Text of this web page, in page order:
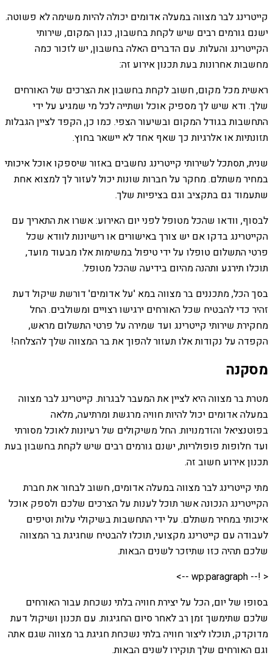
קייטרינג לבר מצווה במעלה אדומים יכולה להיות משימה לא פשוטה.
ישנם גורמים רבים שיש לקחת בחשבון, כגון המקום, שירותי
הקייטרינג והעלות. עם הדברים האלה בחשבון, יש לזכור כמה
מחשבות אחרונות בעת תכנון אירוע זה:
ראשית מכל מקום, חשוב לקחת בחשבון את הצרכים של האורחים
שלך. ודא שיש לך מספיק אוכל ושתייה לכל מי שמגיע על ידי
התחשבות בגודל המקום ובשיעור הצפי. כמו כן, הקפד לציין הגבלות
תזונתיות או אלרגיות כך שאף אחד לא יישאר בחוץ.
שנית, תסתכל לשירותי קייטרינג נחשבים באזור שיספקו אוכל איכותי
במחיר משתלם. מחקר על חברות שונות יכול לעזור לך למצוא אחת
שתעמוד גם בתקציב וגם בציפיות שלך.
לבסוף, וודאו שהכל מטופל לפני יום האירוע: אשרו את התאריך עם
הקייטרינג בדקו אם יש צורך באישורים או רישיונות לוודא שכל
פרטי התשלום טופלו על ידי טיפול במשימות אלו מבעוד מועד,
תוכלו תירגע ותהנה מהיום בידיעה שהכל מטופל.
בסך הכל, מתכננים בר מצווה במא 'על אדומים' דורשת שיקול דעת
זהיר כדי להבטיח שכל האורחים ירגישו רצויים ומשולבים. החל
מחקירת שירותי קייטרינג ועד שמירה על פרטי התשלום מראש,
הקפדה על נקודות אלו תעזור להפוך את בר המצווה שלך להצלחה!
מסקנה
מטרת בר מצווה היא לציין את המעבר לבגרות. קייטרינג לבר מצווה
במעלה אדומים יכול להיות חוויה מרגשת ומרתיעה, מלאה
בפוטנציאל והזדמנויות. החל משיקולים של רעיונות לאוכל מסורתי
ועד חלופות פופולריות, ישנם גורמים רבים שיש לקחת בחשבון בעת
תכנון אירוע חשוב זה.
מתי קייטרינג לבר מצווה במעלה אדומים, חשוב לבחור את חברת
הקייטרינג הנכונה אשר תוכל לענות על הצרכים שלכם ולספק אוכל
איכותי במחיר משתלם. על ידי התחשבות בשיקולי עלות וטיפים
לעבודה עם קייטרינג מקצועי, תוכלו להבטיח שחגיגת בר המצווה
שלכם תהיה כזו שתיזכר לשנים הבאות.
< !-- wp:paragraph -->
בסופו של יום, הכל על יצירת חוויה בלתי נשכחת עבור האורחים
שלכם שתימשך זמן רב לאחר סיום החגיגות. עם תכנון ושיקול דעת
מדוקדק, תוכלו ליצור חוויה בלתי נשכחת חגיגת בר מצווה שגם אתה
וגם האורחים שלך תוקירו לשנים הבאות.